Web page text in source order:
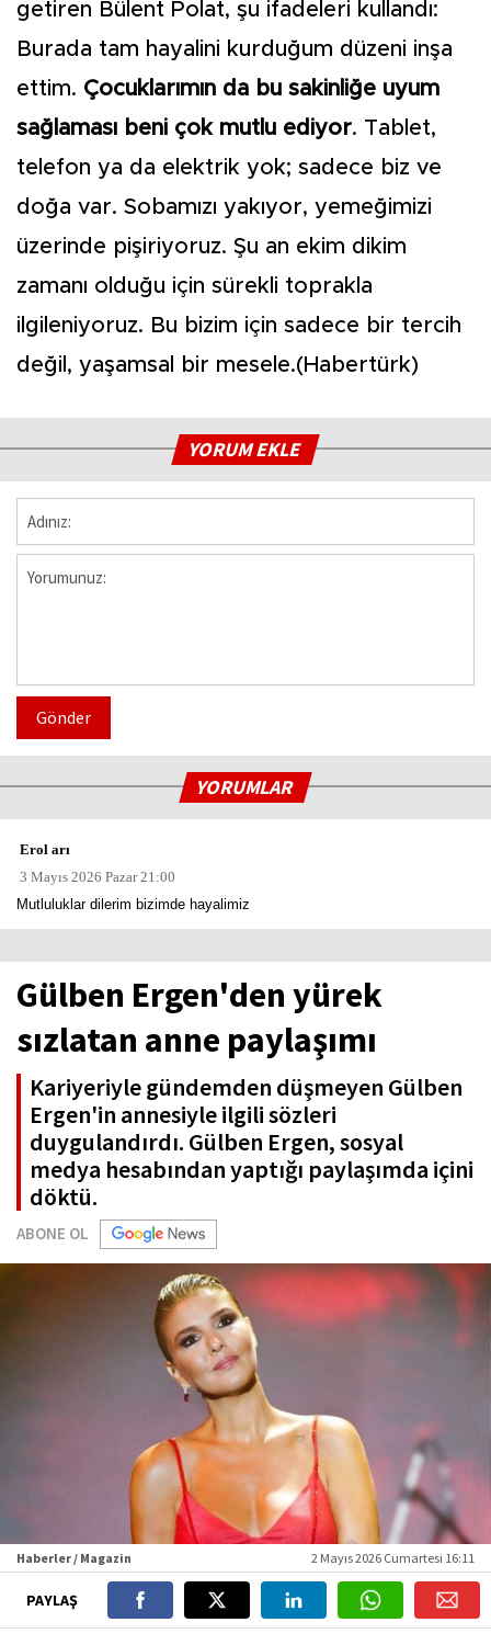
getiren Bülent Polat, şu ifadeleri kullandı:
Burada tam hayalini kurduğum düzeni inşa
ettim. Çocuklarımın da bu sakinliğe uyum
sağlaması beni çok mutlu ediyor. Tablet,
telefon ya da elektrik yok; sadece biz ve
doğa var. Sobamızı yakıyor, yemeğimizi
üzerinde pişiriyoruz. Şu an ekim dikim
zamanı olduğu için sürekli toprakla
ilgileniyoruz. Bu bizim için sadece bir tercih
değil, yaşamsal bir mesele.(Habertürk)
YORUM EKLE
Gönder
YORUMLAR
Erol arı
3 Mayıs 2026 Pazar 21:00
Mutluluklar dilerim bizimde hayalimiz
Gülben Ergen'den yürek
sızlatan anne paylaşımı
Kariyeriyle gündemden düşmeyen Gülben
Ergen'in annesiyle ilgili sözleri
duygulandırdı. Gülben Ergen, sosyal
medya hesabından yaptığı paylaşımda içini
döktü.
ABONE OL
Haberler / Magazin 2 Mayıs 2026 Cumartesi 16:11
PAYLAŞ